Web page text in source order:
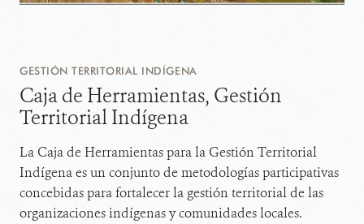
GESTIÓN TERRITORIAL INDÍGENA
Caja de Herramientas, Gestión
Territorial Indígena
La Caja de Herramientas para la Gestión Territorial
Indígena es un conjunto de metodologías participativas
concebidas para fortalecer la gestión territorial de las
organizaciones indígenas y comunidades locales.